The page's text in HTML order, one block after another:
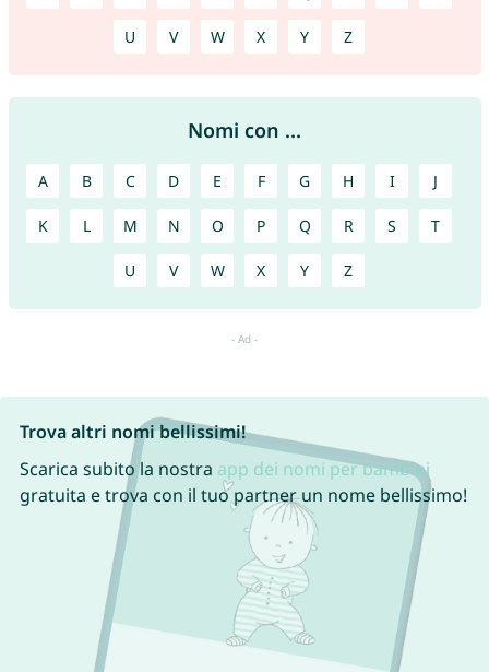
U V W X Y Z
Nomi con ...
A B C D E F G H I J
K L M N O P Q R S T
U V W X Y Z
Trova altri nomi bellissimi!
Scarica subito la nostra app dei nomi per bambini
gratuita e trova con il tuo partner un nome bellissimo!